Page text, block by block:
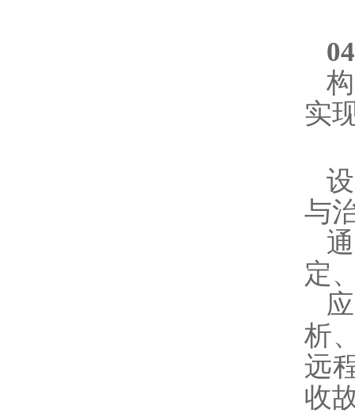
实
与
定
析
远
收